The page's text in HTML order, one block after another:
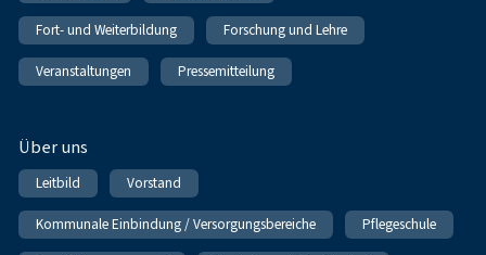
Fort- und Weiterbildung Forschung und Lehre
Veranstaltungen Pressemitteilung
Über uns
Leitbild Vorstand
Kommunale Einbindung / Versorgungsbereiche Pflegeschule